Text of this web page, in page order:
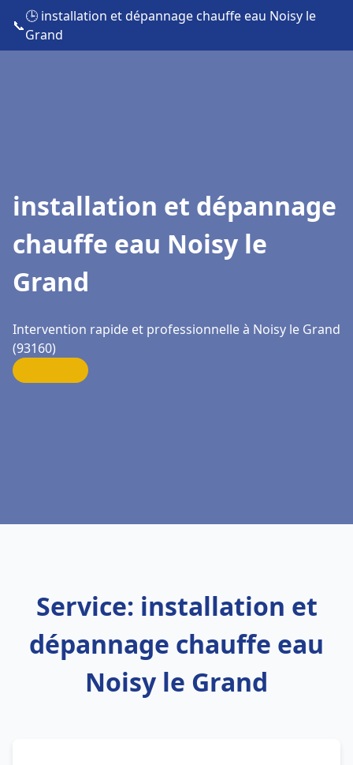
📞
🕒 installation et dépannage chauffe eau Noisy le
Grand
installation et dépannage
chauffe eau Noisy le
Grand
Intervention rapide et professionnelle à Noisy le Grand
(93160)
Service: installation et
dépannage chauffe eau
Noisy le Grand